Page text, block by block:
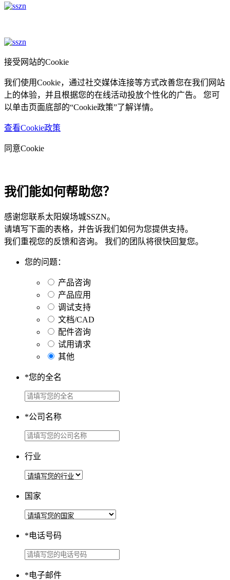
接受网站的Cookie
我们使用Cookie，通过社交媒体连接等方式改善您在我们网站
上的体验，并且根据您的在线活动投放个性化的广告。 您可
以单击页面底部的“Cookie政策”了解详情。
查看Cookie政策
同意Cookie
我们能如何帮助您？
感谢您联系太阳娱场城SSZN。
请填写下面的表格，并告诉我们如何为您提供支持。
我们重视您的反馈和咨询。 我们的团队将很快回复您。
您的问题：
产品咨询
产品应用
调试支持
文档/CAD
配件咨询
试用请求
其他
*您的全名
*公司名称
行业
国家
*电话号码
*电子邮件